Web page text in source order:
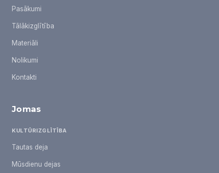
Pasākumi
Tālākizglītība
Materiāli
Nolikumi
Kontakti
Jomas
KULTŪRIZGLĪTĪBA
Tautas deja
Mūsdienu dejas